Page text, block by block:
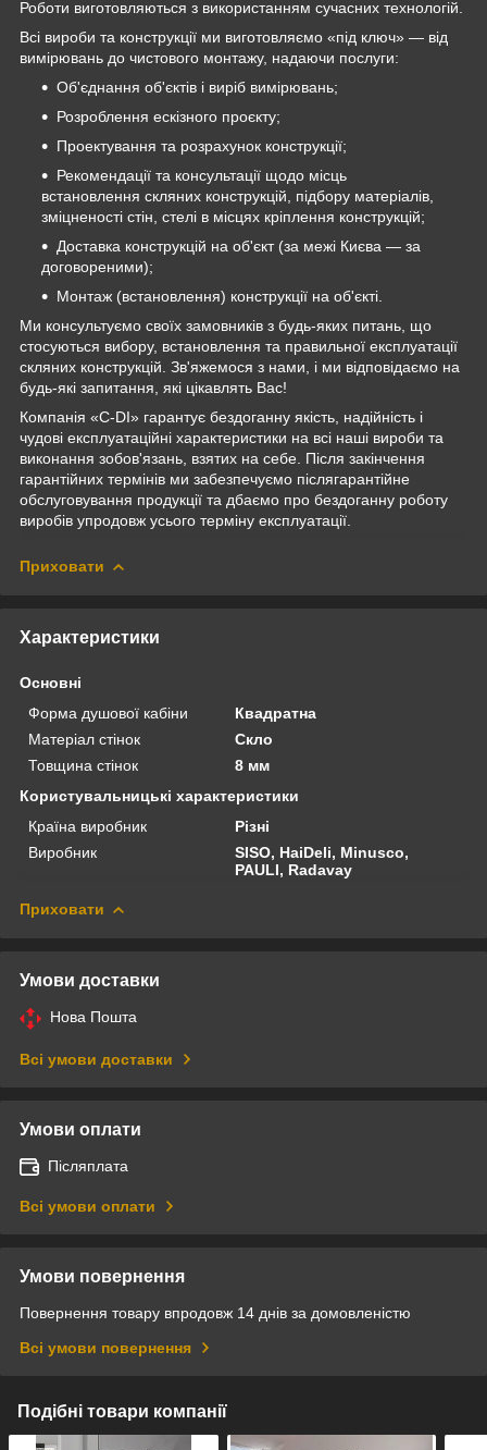
Роботи виготовляються з використанням сучасних технологій.
Всі вироби та конструкції ми виготовляємо «під ключ» — від
вимірювань до чистового монтажу, надаючи послуги:
Об'єднання об'єктів і виріб вимірювань;
Розроблення ескізного проєкту;
Проектування та розрахунок конструкції;
Рекомендації та консультації щодо місць
встановлення скляних конструкцій, підбору матеріалів,
зміцненості стін, стелі в місцях кріплення конструкцій;
Доставка конструкцій на об'єкт (за межі Києва — за
договореними);
Монтаж (встановлення) конструкції на об'єкті.
Ми консультуємо своїх замовників з будь-яких питань, що
стосуються вибору, встановлення та правильної експлуатації
скляних конструкцій. Зв'яжемося з нами, і ми відповідаємо на
будь-які запитання, які цікавлять Вас!
Компанія «C-DI» гарантує бездоганну якість, надійність і
чудові експлуатаційні характеристики на всі наші вироби та
виконання зобов'язань, взятих на себе. Після закінчення
гарантійних термінів ми забезпечуємо післягарантійне
обслуговування продукції та дбаємо про бездоганну роботу
виробів упродовж усього терміну експлуатації.
Приховати
Характеристики
Основні
Форма душової кабіни
Квадратна
Матеріал стінок
Скло
Товщина стінок
8 мм
Користувальницькі характеристики
Країна виробник
Різні
Виробник
SISO, HaiDeli, Minusco,
PAULI, Radavay
Приховати
Умови доставки
Нова Пошта
Всі умови доставки
Умови оплати
Післяплата
Всі умови оплати
Умови повернення
Повернення товару впродовж 14 днів за домовленістю
Всі умови повернення
Подібні товари компанії